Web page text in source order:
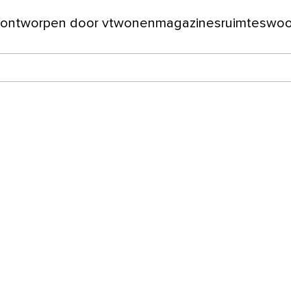
ontworpen door vtwonenmagazinesruimtes